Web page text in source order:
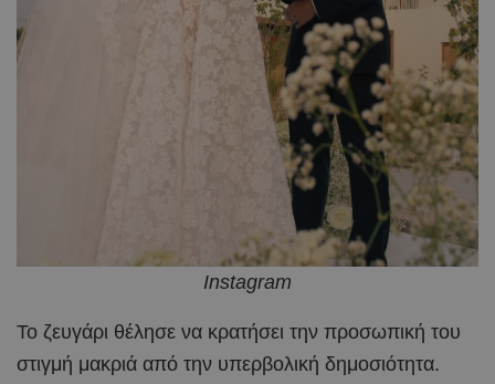
Instagram
Το ζευγάρι θέλησε να κρατήσει την προσωπική του
στιγμή μακριά από την υπερβολική δημοσιότητα.